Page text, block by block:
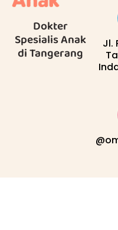
Dokter
Spesialis Anak
di Tangerang
Jl.